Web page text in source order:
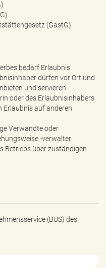
(GastG)
bedarf Erlaubnis
dürfen vor Ort und
und servieren
oder des Erlaubnisinhabers
Erlaubnis auf anderen
Verwandte oder
-verwalter
Betriebs über zuständigen
(BUS) des